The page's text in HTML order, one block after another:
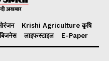
Krishi Agriculture कृषि
बिजनेस लाइफस्टाइल E-Paper